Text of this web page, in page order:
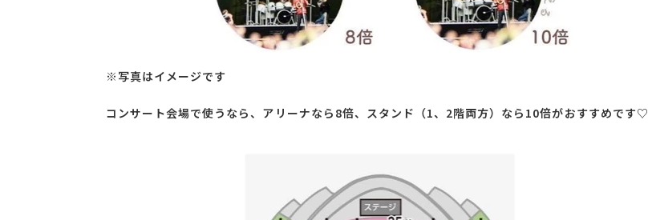
※写真はイメージです
コンサート会場で使うなら、アリーナなら8倍、スタンド（1、2階両方）なら10倍がおすすめです♡